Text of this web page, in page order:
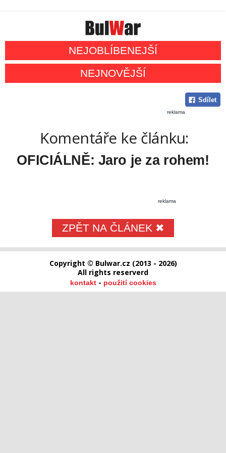
NEJOBLÍBENEJŠÍ
NEJNOVĚJŠÍ
Sdílet
reklama
Komentáře ke článku:
OFICIÁLNĚ: Jaro je za rohem!
reklama
ZPĚT NA ČLÁNEK ✖
Copyright © Bulwar.cz (2013 - 2026)
All rights reserverd
kontakt- použití cookies